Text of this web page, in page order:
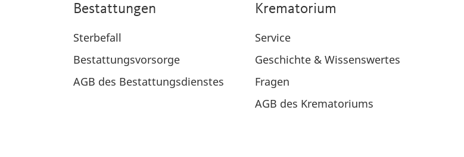
Bestattungen
Sterbefall
Bestattungsvorsorge
AGB des Bestattungsdienstes
Krematorium
Service
Geschichte & Wissenswertes
Fragen
AGB des Krematoriums